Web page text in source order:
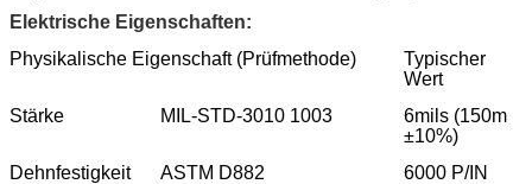
Elektrische Eigenschaften:
Physikalische Eigenschaft (Prüfmethode)
Typischer
Wert
Stärke
MIL-STD-3010 1003
6mils (150m
±10%)
Dehnfestigkeit
ASTM D882
6000 P/IN